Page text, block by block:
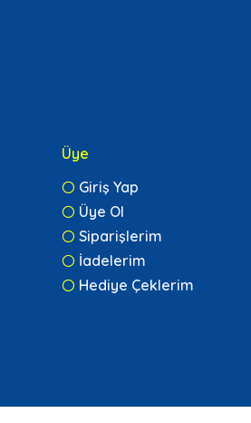
Üye
Giriş Yap
Üye Ol
Siparişlerim
İadelerim
Hediye Çeklerim